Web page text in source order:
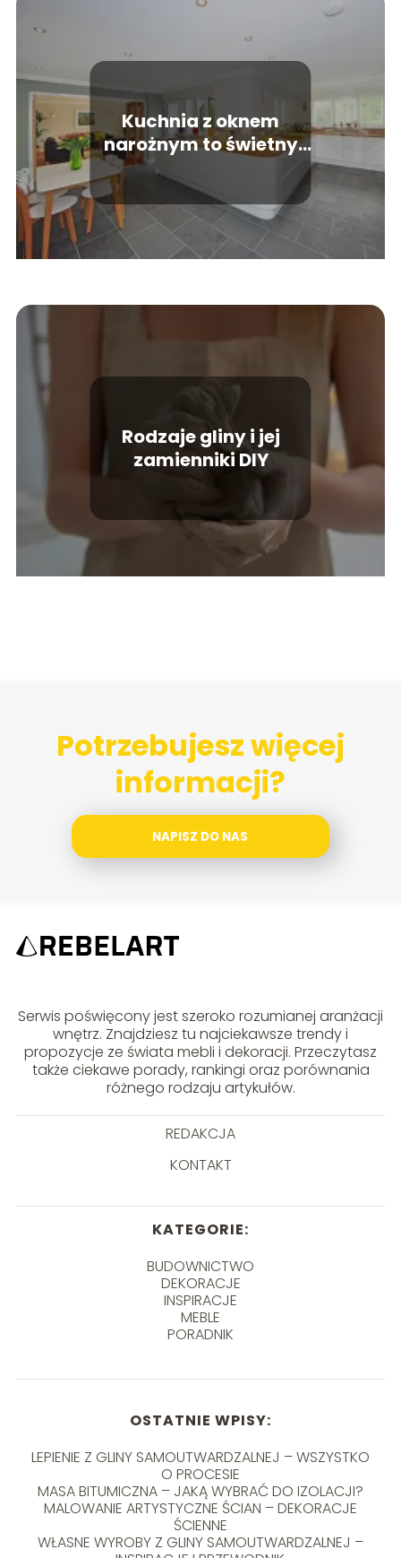
Kuchnia z oknem
narożnym to świetny
Rodzaje gliny i jej
zamienniki DIY
Potrzebujesz więcej
informacji?
NAPISZ DO NAS
Serwis poświęcony jest szeroko rozumianej aranżacji
wnętrz. Znajdziesz tu najciekawsze trendy i
propozycje ze świata mebli i dekoracji. Przeczytasz
także ciekawe porady, rankingi oraz porównania
różnego rodzaju artykułów.
REDAKCJA
KONTAKT
KATEGORIE:
BUDOWNICTWO
DEKORACJE
INSPIRACJE
MEBLE
PORADNIK
OSTATNIE WPISY:
LEPIENIE Z GLINY SAMOUTWARDZALNEJ – WSZYSTKO
O PROCESIE
MASA BITUMICZNA – JAKĄ WYBRAĆ DO IZOLACJI?
MALOWANIE ARTYSTYCZNE ŚCIAN – DEKORACJE
ŚCIENNE
WŁASNE WYROBY Z GLINY SAMOUTWARDZALNEJ –